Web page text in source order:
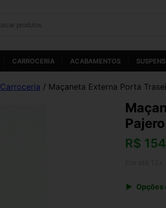
CARROCERIA ACABAMENTOS
Carroceria / Maçaneta Externa Porta
R$
Opções